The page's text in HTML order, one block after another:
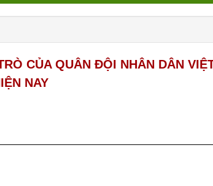
CỦA QUÂN ĐỘI NHÂN DÂN
NAY